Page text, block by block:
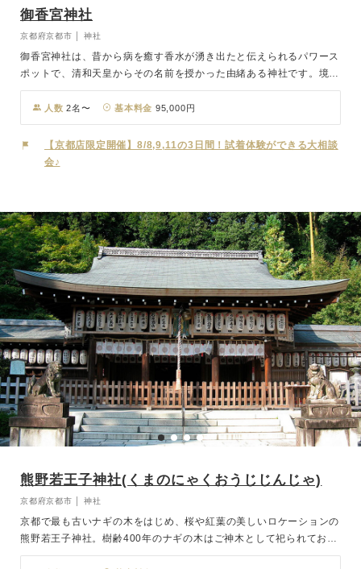
御香宮神社
京都府京都市 │ 神社
御香宮神社は、昔から病を癒す香水が湧き出たと伝えられるパワース
ポットで、清和天皇からその名前を授かった由緒ある神社です。境内
には、重要文化財に指定された表門や、美しい彫刻が施された本殿が
あり、桃山時代の華やかな建築美を今に伝えています。そんな歴史あ
る神社で、大神さまに見守られながら誓いを立てる神前式は、心に残
る厳かで特別な時間になるはずです。小堀遠州ゆかりの石庭を眺めな
がら過ごすひとときも、落ち着きと気品に満ちています。伝統と自然
か。
人数 2名〜 基本料金 95,000円
【京都店限定開催】8/8,9,11の3日間！試着体験ができる大相談
会♪
熊野若王子神社(くまのにゃくおうじじんじゃ)
京都府京都市 │ 神社
京都で最も古いナギの木をはじめ、桜や紅葉の美しいロケーションの
熊野若王子神社。樹齢400年のナギの木はご神木として祀られてお
り、記念撮影のスポットとしても人気です。四季折々の美しい風景の